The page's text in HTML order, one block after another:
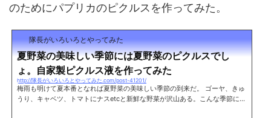
のためにパプリカのピクルスを作ってみた。
隊長がいろいろとやってみた
夏野菜の美味しい季節には夏野菜のピクルスでし
ょ。自家製ピクルス液を作ってみた
http://隊長がいろいろとやってみた.com/post-41201/
梅雨も明けて夏本番となれば夏野菜の美味しい季節の到来だ。 ゴーヤ、きゅ
うり、キャベツ、トマトにナスetcと新鮮な野菜が沢山ある。こんな季節には